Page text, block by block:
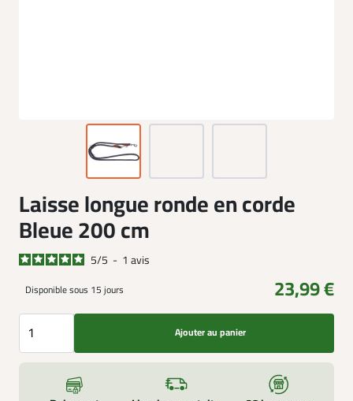
Laisse longue ronde en corde
Bleue 200 cm
5/5 - 1 avis
Disponible sous 15 jours 23,99 €
Ajouter au panier